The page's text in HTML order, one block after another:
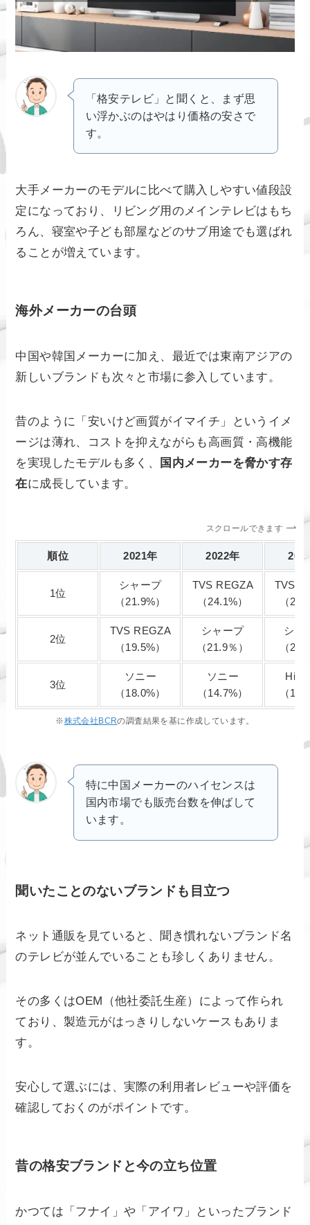
「格安テレビ」と聞くと、まず思
い浮かぶのはやはり価格の安さで
す。
大手メーカーのモデルに比べて購入しやすい値段設
定になっており、リビング用のメインテレビはもち
ろん、寝室や子ども部屋などのサブ用途でも選ばれ
ることが増えています。
海外メーカーの台頭
中国や韓国メーカーに加え、最近では東南アジアの
新しいブランドも次々と市場に参入しています。
昔のように「安いけど画質がイマイチ」というイメ
ージは薄れ、コストを抑えながらも高画質・高機能
を実現したモデルも多く、
国内メーカーを脅かす存
在に成長しています。
スクロールできます
順位 2021年 2022年
1位
シャープ
（21.9%）
TVS REGZA
（24.1%）
TVS
（
2位
TVS REGZA
（19.5%）
シャープ
（21.9％）
シャ
（
3位
ソニー
（18.0%）
ソニー
（14.7%）
（
※株式会社BCRの調査結果を基に作成しています。
特に中国メーカーのハイセンスは
国内市場でも販売台数を伸ばして
います。
聞いたことのないブランドも目立つ
ネット通販を見ていると、聞き慣れないブランド名
のテレビが並んでいることも珍しくありません。
その多くはOEM（他社委託生産）によって作られ
ており、製造元がはっきりしないケースもありま
す。
安心して選ぶには、実際の利用者レビューや評価を
確認しておくのがポイントです。
昔の格安ブランドと今の立ち位置
かつては「フナイ」や「アイワ」といったブランド